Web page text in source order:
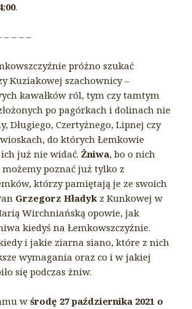
.
– – – –
próżno szukać
Kuziakоwej szachownicy –
kawałków ról, tym czy tamtym
po pagórkach i dolinach nie
Długiego, Czertyżnego, Lipnej czy
do których Łemkowie
już nie widać.Żniwa, bo o nich
poznać już tylko z
którzy pamiętają je ze swoich
Grzegorz Hładykz Kunkowej w
Wirchniańską opowie, jak
kiedyś na Łemkowszczyźnie.
i jakie ziarna siano, które z nich
wymagania oraz co i w jakiej
się podczas żniw.
wśrodę 27 października 2021 o